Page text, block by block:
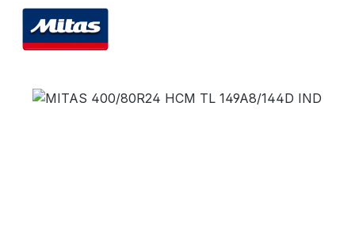
Bildergalerie überspringen